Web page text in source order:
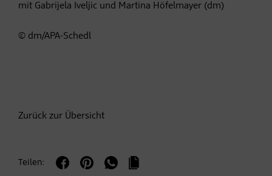
mit Gabrijela Iveljic und Martina Höfelmayer (dm)
© dm/APA-Schedl
Zurück zur Übersicht
Teilen: